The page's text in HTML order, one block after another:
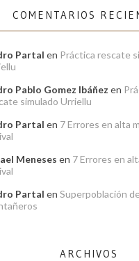
COMENTARIOS
Partal en Práctica rescate
Pablo Gomez Ibáñez en
simulado Urriellu
Partal en 7 Errores en alta
Meneses en 7 Errores en
Partal en Superpoblación de
ARCHIVOS